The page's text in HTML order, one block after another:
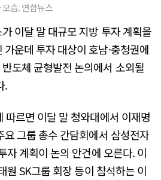
습. 연합뉴스
이달 말 대규모 지방 투자 계획을
운데 투자 대상이 호남·충청권에
도체 균형발전 논의에서 소외될
.
따르면 이달 말 청와대에서 이재명
요 그룹 총수 간담회에서 삼성전자
자 계획이 논의 안건에 오른다. 이
원 SK그룹 회장 등이 참석하는 이